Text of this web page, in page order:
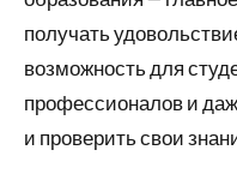
получать
возможность для
профессионалов и
и проверить свои